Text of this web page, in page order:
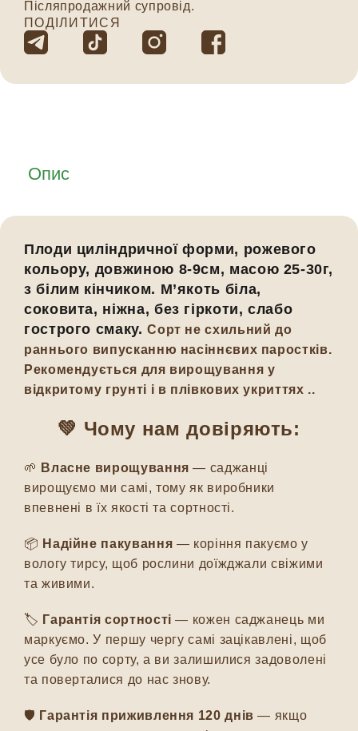
Післяпродажний супровід.
ПОДІЛИТИСЯ
Опис
Плоди циліндричної форми, рожевого
кольору, довжиною 8-9см, масою 25-30г,
з білим кінчиком. М’якоть біла,
соковита, ніжна, без гіркоти, слабо
гострого смаку.Сорт не схильний до
раннього випусканню насіннєвих паростків.
Рекомендується для вирощування у
відкритому грунті і в плівкових укриттях ..
💚 Чому нам довіряють:
🌱 Власне вирощування — саджанці
вирощуємо ми самі, тому як виробники
впевнені в їх якості та сортності.
📦 Надійне пакування — коріння пакуємо у
вологу тирсу, щоб рослини доїжджали свіжими
та живими.
🏷️ Гарантія сортності — кожен саджанець ми
маркуємо. У першу чергу самі зацікавлені, щоб
усе було по сорту, а ви залишилися задоволені
та поверталися до нас знову.
🛡️ Гарантія приживлення 120 днів — якщо